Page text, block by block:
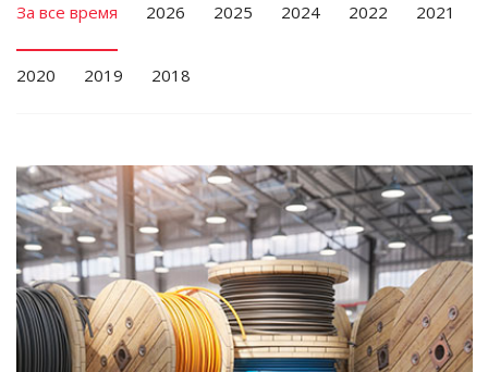
За все время 2026 2025 2024 2022 2021
2020 2019 2018